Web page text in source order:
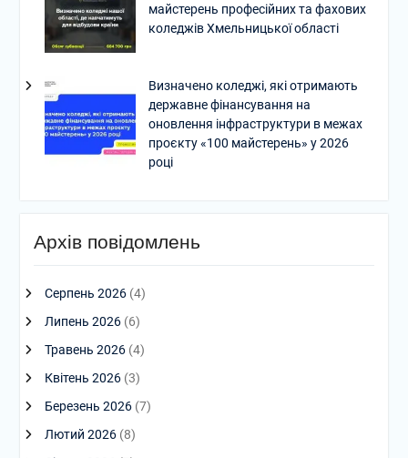
майстерень професійних та фахових
коледжів Хмельницької області
Визначено коледжі, які отримають
державне фінансування на
оновлення інфраструктури в межах
проєкту «100 майстерень» у 2026
році
Архів повідомлень
Серпень 2026(4)
Липень 2026(6)
Травень 2026(4)
Квітень 2026(3)
Березень 2026(7)
Лютий 2026(8)